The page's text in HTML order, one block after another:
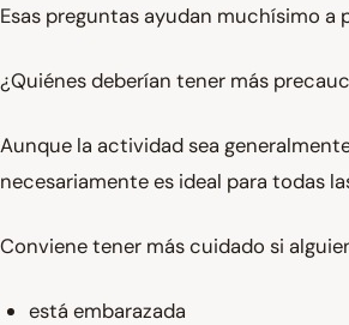
Esas preguntas ayudan muchísimo a
¿Quiénes deberían tener más
Aunque la actividad sea
necesariamente es ideal para todas
Conviene tener más cuidado si
está embarazada